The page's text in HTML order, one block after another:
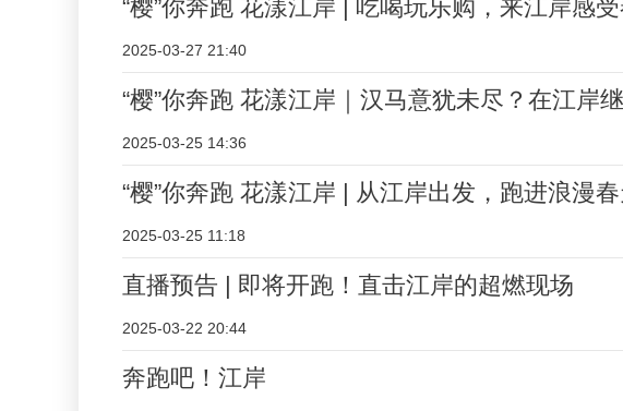
“樱”你奔跑 花漾江岸 | 吃喝玩乐购，来江岸感受
2025-03-27 21:40
“樱”你奔跑 花漾江岸｜汉马意犹未尽？在江岸
2025-03-25 14:36
“樱”你奔跑 花漾江岸 | 从江岸出发，跑进浪漫
2025-03-25 11:18
直播预告 | 即将开跑！直击江岸的超燃现场
2025-03-22 20:44
奔跑吧！江岸